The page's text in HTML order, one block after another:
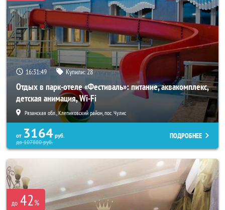
16:31:45 Купили:28
Отдых в парк-отеле «Фестиваль»: питание, аквакомплекс,
детская анимация, Wi-Fi
Рязанская обл., Клепиковский район, пос. Чулис
от 3164 руб.
до107880руб.
ПОДРОБНЕЕ
до 42%